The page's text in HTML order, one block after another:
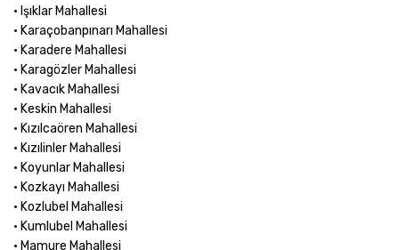
• Işıklar Mahallesi
• Karaçobanpınarı Mahallesi
• Karadere Mahallesi
• Karagözler Mahallesi
• Kavacık Mahallesi
• Keskin Mahallesi
• Kızılcaören Mahallesi
• Kızılinler Mahallesi
• Koyunlar Mahallesi
• Kozkayı Mahallesi
• Kozlubel Mahallesi
• Kumlubel Mahallesi
• Mamure Mahallesi